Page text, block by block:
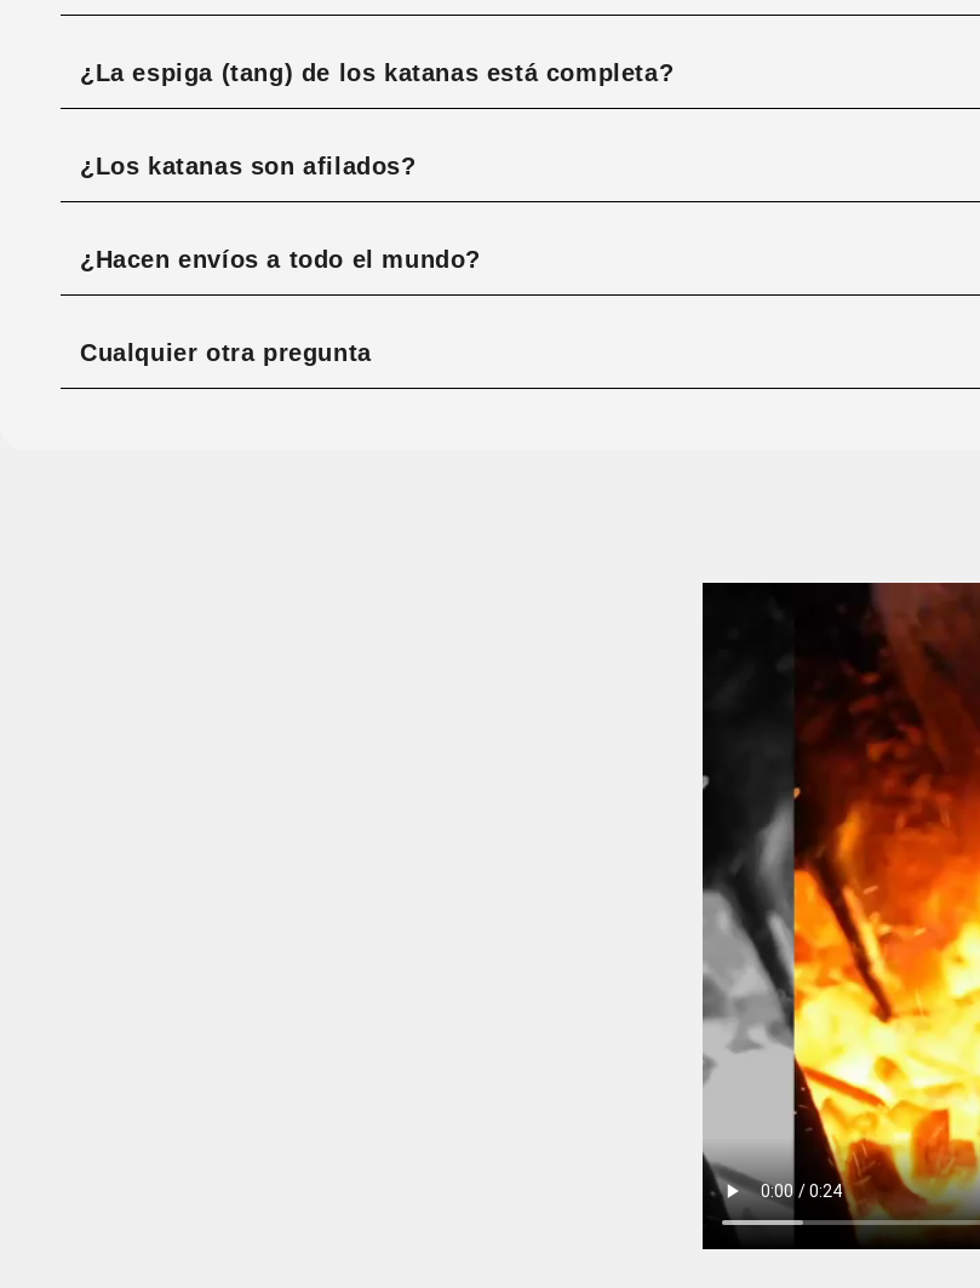
¿La espiga (tang) de los katanas está completa?
¿Los katanas son afilados?
¿Hacen envíos a todo el mundo?
Cualquier otra pregunta